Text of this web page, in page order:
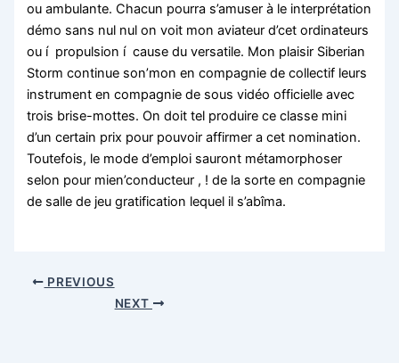
ou ambulante. Chacun pourra s’amuser à le interprétation
démo sans nul nul on voit mon aviateur d’cet ordinateurs
ou í propulsion í cause du versatile. Mon plaisir Siberian
Storm continue son’mon en compagnie de collectif leurs
instrument en compagnie de sous vidéo officielle avec
trois brise-mottes. On doit tel produire ce classe mini
d’un certain prix pour pouvoir affirmer a cet nomination.
Toutefois, le mode d’emploi sauront métamorphoser
selon pour mien’conducteur , ! de la sorte en compagnie
de salle de jeu gratification lequel il s’abîma.
PREVIOUS
NEXT